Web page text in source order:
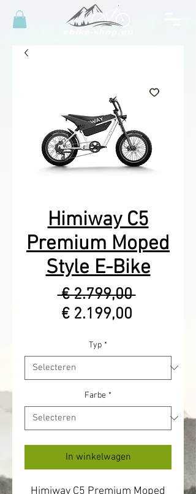
Himiway C5
Premium Moped
Style E-Bike
€ 2.799,00 Normale
€ 2.199,00
Typ *
Farbe *
In winkelwagen
Himiway C5 Premium Moped